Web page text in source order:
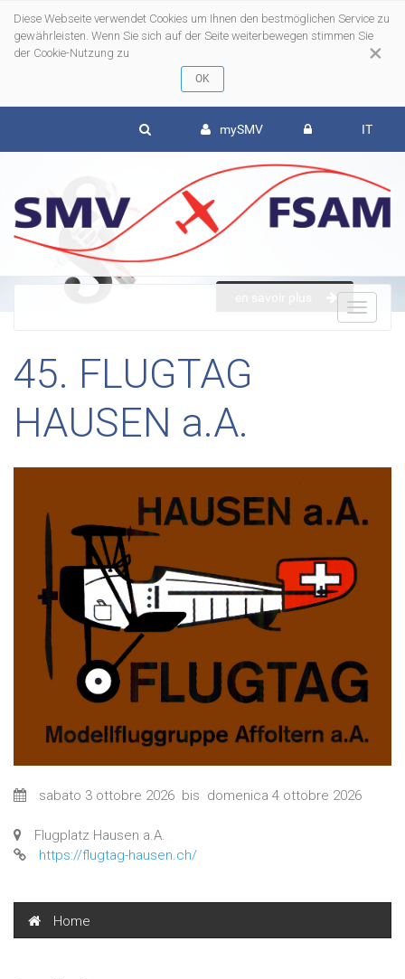
×
Diese Webseite verwendet Cookies um Ihnen den bestmöglichen Service zu
gewährleisten. Wenn Sie sich auf der Seite weiterbewegen stimmen Sie
der Cookie-Nutzung zu
mySMV IT
45. FLUGTAG
HAUSEN a.A.
sabato 3 ottobre 2026 bis domenica 4 ottobre 2026
Flugplatz Hausen a.A.
https://flugtag-hausen.ch/
Home